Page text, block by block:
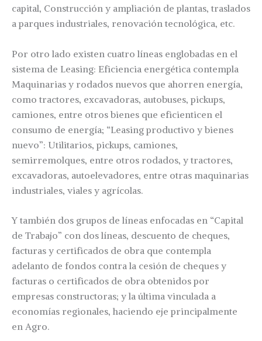
capital, Construcción y ampliación de plantas, traslados
a parques industriales, renovación tecnológica, etc.
Por otro lado existen cuatro líneas englobadas en el
sistema de Leasing: Eficiencia energética contempla
Maquinarias y rodados nuevos que ahorren energía,
como tractores, excavadoras, autobuses, pickups,
camiones, entre otros bienes que eficienticen el
consumo de energía; “Leasing productivo y bienes
nuevo”: Utilitarios, pickups, camiones,
semirremolques, entre otros rodados, y tractores,
excavadoras, autoelevadores, entre otras maquinarias
industriales, viales y agrícolas.
Y también dos grupos de líneas enfocadas en “Capital
de Trabajo” con dos líneas, descuento de cheques,
facturas y certificados de obra que contempla
adelanto de fondos contra la cesión de cheques y
facturas o certificados de obra obtenidos por
empresas constructoras; y la última vinculada a
economías regionales, haciendo eje principalmente
en Agro.